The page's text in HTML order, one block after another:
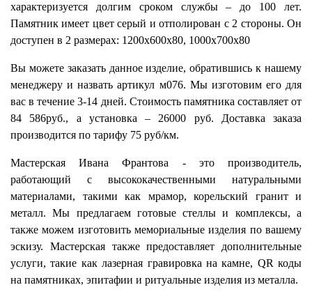
характеризуется долгим сроком службы – до 100 лет.
Памятник имеет цвет серый и отполирован с 2 стороны. Он
доступен в 2 размерах: 1200х600х80, 1000х700х80
Вы можете заказать данное изделие, обратившись к нашему
менеджеру и назвать артикул м076. Мы изготовим его для
вас в течение 3-14 дней. Стоимость памятника составляет от
84 586руб., а установка – 26000 руб. Доставка заказа
производится по тарифу 75 руб/км.
Мастерская Ивана Франтова - это производитель,
работающий с высококачественными натуральными
материалами, такими как мрамор, корельский гранит и
металл. Мы предлагаем готовые стеллы и комплексы, а
также можем изготовить мемориальные изделия по вашему
эскизу. Мастерская также предоставляет дополнительные
услуги, такие как лазерная гравировка на камне, QR коды
на памятниках, эпитафии и ритуальные изделия из металла.